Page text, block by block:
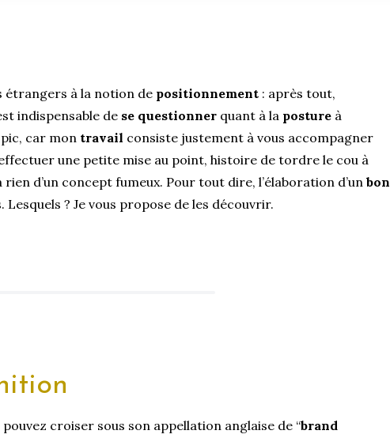
étrangers à la notion de positionnement : après tout,
indispensable de se questionner quant à la posture à
car mon travail consiste justement à vous accompagner
une petite mise au point, histoire de tordre le cou à
rien d’un concept fumeux. Pour tout dire, l’élaboration d’un bon
? Je vous propose de les découvrir.
pouvez croiser sous son appellation anglaise de “brand